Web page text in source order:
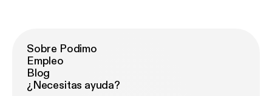
Sobre Podimo
Empleo
Blog
¿Necesitas ayuda?